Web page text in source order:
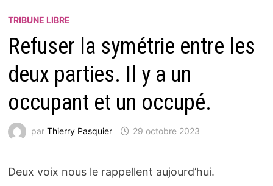
TRIBUNE LIBRE
Refuser la symétrie entre les
deux parties. Il y a un
occupant et un occupé.
par Thierry Pasquier 29 octobre 2023
Deux voix nous le rappellent aujourd’hui.